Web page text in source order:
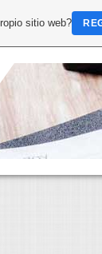
sitio web?